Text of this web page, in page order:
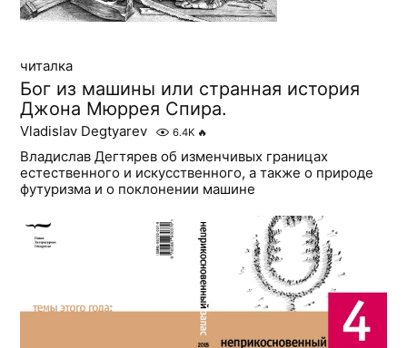
читалка
Бог из машины или странная история
Джона Мюррея Спира.
Vladislav Degtyarev 6.4K 🔥
Владислав Дегтярев об изменчивых границах
естественного и искусственного, а также о природе
футуризма и о поклонении машине